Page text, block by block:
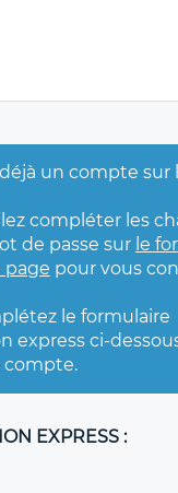
un compte sur
compléter les
de passe sur le
page pour vous
le formulaire
express ci-
compte.
EXPRESS :